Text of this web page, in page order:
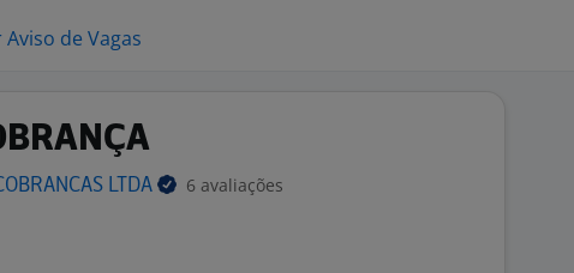
de Vagas
LTDA 6 avaliações